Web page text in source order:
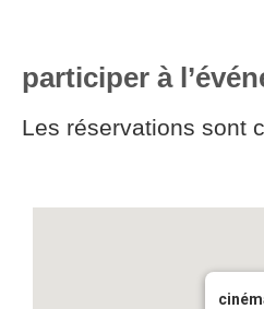
participer à
Les réservations sont